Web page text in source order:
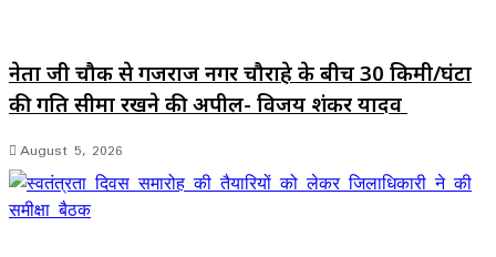
नेता जी चौक से गजराज नगर चौराहे के बीच 30 किमी/घंटा
की गति सीमा रखने की अपील- विजय शंकर यादव
August 5, 2026